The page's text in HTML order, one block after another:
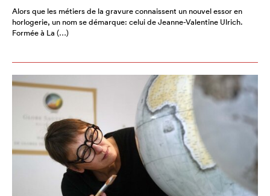
Alors que les métiers de la gravure connaissent un nouvel essor en
horlogerie, un nom se démarque: celui de Jeanne-Valentine Ulrich.
Formée à La (…)